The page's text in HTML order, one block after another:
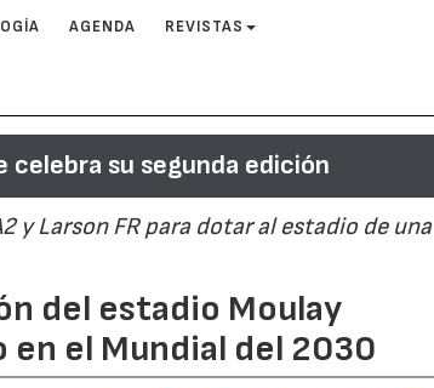
AGENDA REVISTAS
celebra su segunda edición
y Larson FR para dotar al estadio de una
del estadio Moulay
en el Mundial del 2030